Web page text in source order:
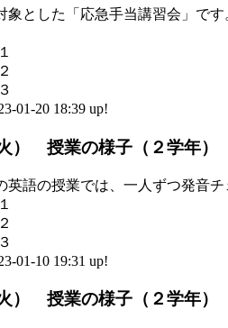
象とした「応急手当講習会」で
01-20 18:39 up!
） 授業の様子（２学年）
英語の授業では、一人ずつ発音チ
01-10 19:31 up!
） 授業の様子（２学年）